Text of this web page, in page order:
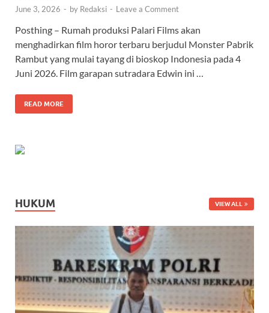
June 3, 2026 - by Redaksi - Leave a Comment
Posthing – Rumah produksi Palari Films akan
menghadirkan film horor terbaru berjudul Monster Pabrik
Rambut yang mulai tayang di bioskop Indonesia pada 4
Juni 2026. Film garapan sutradara Edwin ini …
READ MORE
HUKUM VIEW ALL